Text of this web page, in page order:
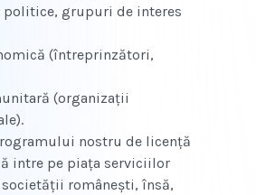
grupuri de interes
(întreprinzători,
(organizaţii
nostru de licenţă
intre pe piaţa serviciilor
româneşti, însă,